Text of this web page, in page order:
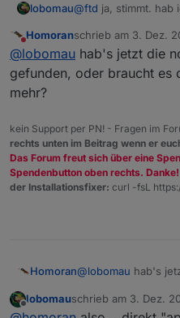
lobomau@ftd ja, stimmt. hab
zwischendurch.
Nicht stören
Homoranschrieb am 3. Dez.
zuletzt editiert von
@lobomau hab's jetzt die
gefunden, oder braucht es
mehr?
kein Support per PN! - Fragen im
rechts unten im Beitrag wenn er
Das Forum freut sich über eine
Spendenbutton oben rechts. Danke!
der Installationsfixer: curl -fsL
Homoran@lobomau hab's
nicht mehr?
Offline
lobomauschrieb am 3. Dez.
zuletzt editiert von